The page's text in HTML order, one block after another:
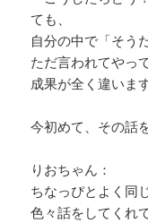
ても、
自分の中で「そう
ただ言われてやっ
成果が全く違います
今初めて、その話
りおちゃん：
ちなっぴとよく同
色々話をしてくれて